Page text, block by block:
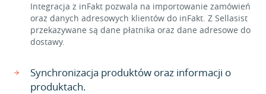
Integracja z inFakt pozwala na importowanie zamówień
oraz danych adresowych klientów do inFakt. Z Sellasist
przekazywane są dane płatnika oraz dane adresowe do
dostawy.
Synchronizacja produktów oraz informacji o
produktach.